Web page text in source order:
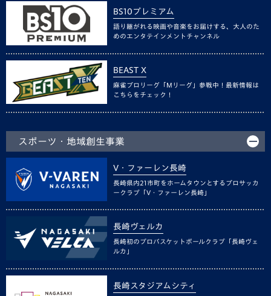
BS10プレミアム
語り継がれる映画や音楽をお届けする、大人のた
めのエンタテインメントチャンネル
BEAST X
麻雀プロリーグ「Mリーグ」参戦中！最新情報は
こちらをチェック！
スポーツ・地域創生事業
V・ファーレン長崎
長崎県内21市町をホームタウンとするプロサッカ
ークラブ「V・ファーレン長崎」
長崎ヴェルカ
長崎初のプロバスケットボールクラブ「長崎ヴェ
ルカ」
長崎スタジアムシティ